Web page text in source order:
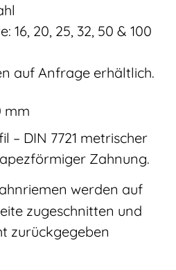
16, 20, 25, 32, 50 & 100
auf Anfrage erhältlich.
mm
– DIN 7721 metrischer
Zahnung.
werden auf
zugeschnitten und
zurückgegeben